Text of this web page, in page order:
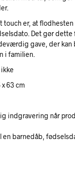
er, at flodhesten
Det gør
gave, der kan
i familien.
x 63 cm
indgravering når
barnedåb,